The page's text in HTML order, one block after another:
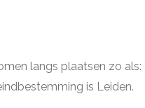
langs plaatsen zo als:
is Leiden.